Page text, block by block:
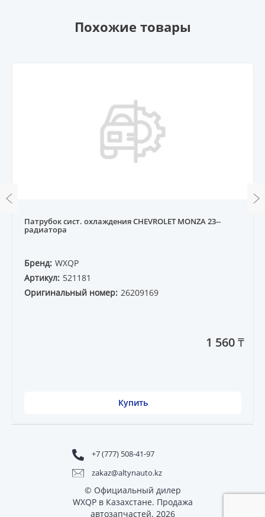
Похожие товары
Патрубок сист. охлаждения CHEVROLET MONZA 23--
радиатора
Бренд: WXQP
Артикул: 521181
Оригинальный номер: 26209169
1 560 ₸
Купить
+7 (777) 508-41-97
zakaz@altynauto.kz
© Официальный дилер
WXQP в Казахстане. Продажа
автозапчастей. 2026